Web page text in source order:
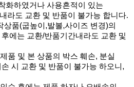
화하였거나 사용흔적이 있는
라도 교환 및 반품이 불가능 합니다.
품(굽높이,발볼,사이즈 변경)의
에는 교환/반품기간내라도 교환 및
품 및 본 상품의 박스 훼손, 분실
시 교환 및 반품이 불가능 하오니,